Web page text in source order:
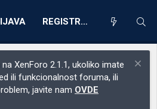
REGISTRACIJA
XenForo 2.1.1, ukoliko imate
ili funkcionalnost foruma, ili
javite nam OVDE